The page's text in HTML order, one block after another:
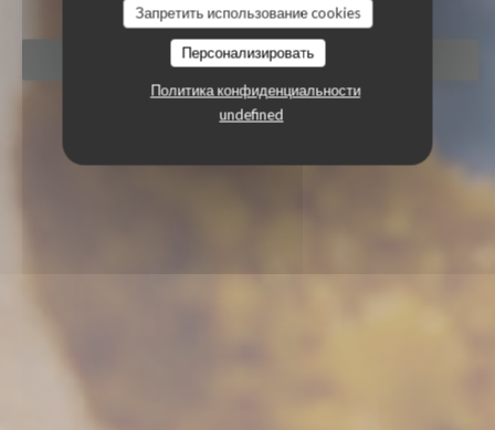
Запретить использование cookies
Персонализировать
Политика конфиденциальности
undefined
ЗАБРОНИРОВАТЬ СТОЛИК